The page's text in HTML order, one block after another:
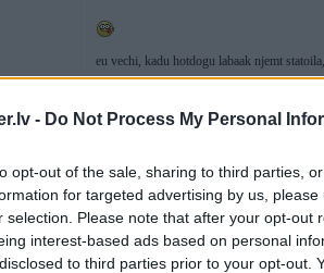
- Do Not Process My Personal
opt-out of the sale, sharing to third parties,
for targeted advertising by us,
selection. Please note that after your opt-out
interest-based ads based on personal
to third parties prior to your opt-out.
eu vechi, kadu hotdogu labaak njemt
bet vispār uz to sākotnējo jautājumu, rodas
powerā, tad jādomā, ka powers izvietots
-----------------
Kravu pārvadājumi & loģistika. PM!